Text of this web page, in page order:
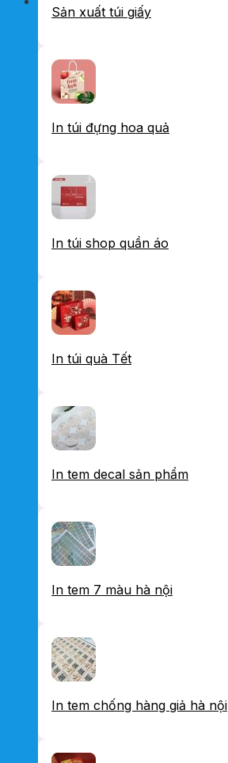
Sản xuất túi giấy
In túi đựng hoa quả
In túi shop quần áo
In túi quà Tết
In tem decal sản phẩm
In tem 7 màu hà nội
In tem chống hàng giả hà nội